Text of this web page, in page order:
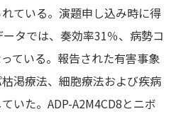
ている。演題申し込み時に得
タでは、奏効率31％、病勢コ
ている。報告された有害事象
渇療法、細胞療法および疾病
いた。ADP-A2M4CD8とニボ